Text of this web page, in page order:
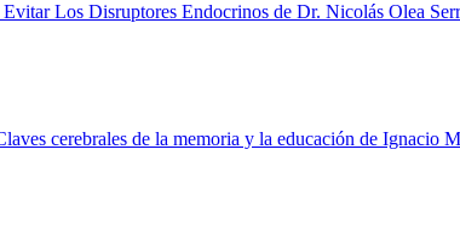
Los Disruptores Endocrinos de Dr. Nicolás Olea
cerebrales de la memoria y la educación de Ignacio